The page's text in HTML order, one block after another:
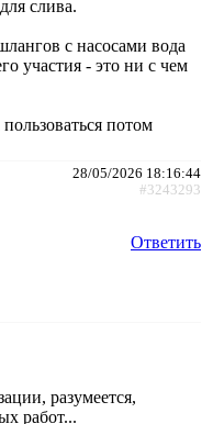
слива.
с насосами вода
участия - это ни с чем
потом
28/05/2026 18:16:44
#3243293
Ответить
разумеется,
работ...